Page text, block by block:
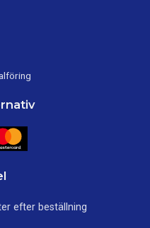
efter beställning